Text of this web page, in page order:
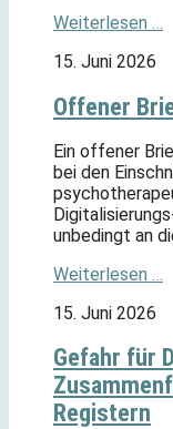
Weiterlesen …
15. Juni 2026
Offener
Ein offener
bei den
unbedingt an
Weiterlesen …
15. Juni 2026
Gefahr für
Registern